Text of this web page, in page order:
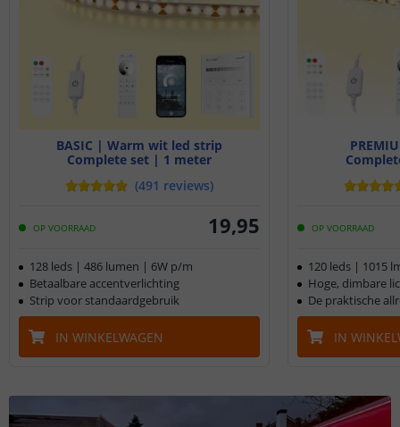
BASIC | Warm wit led strip
Complete set | 1 meter
(491 reviews)
OP VOORRAAD 19,95
128 leds | 486 lumen | 6W p/m
Betaalbare accentverlichting
Strip voor standaardgebruik
IN WINKELWAGEN
OP VOORRAAD
120 leds | 1015
Hoge, dimbare
De praktische
IN